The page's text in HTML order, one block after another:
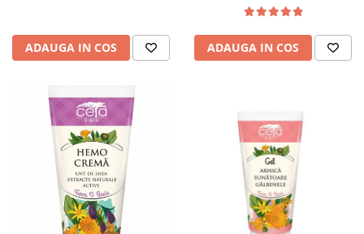
ADAUGA IN COS ADAUGA IN COS